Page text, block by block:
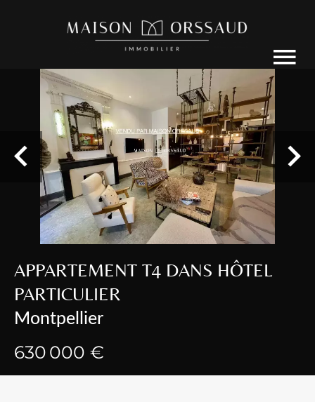
APPARTEMENT T4 DANS HÔTEL
PARTICULIER
Montpellier
630 000 €